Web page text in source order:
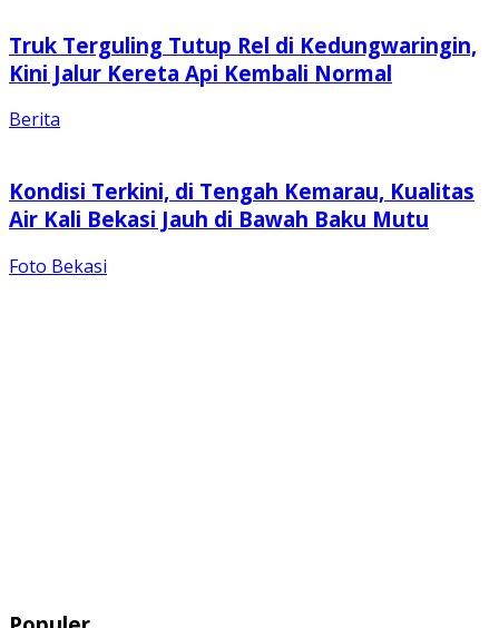
Truk Terguling Tutup Rel di Kedungwaringin,
Kini Jalur Kereta Api Kembali Normal
Berita
Kondisi Terkini, di Tengah Kemarau, Kualitas
Air Kali Bekasi Jauh di Bawah Baku Mutu
Foto Bekasi